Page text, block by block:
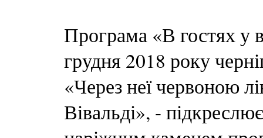
Програма «В гостях у
грудня 2018 року
«Через неї червоною
Вівальді», -